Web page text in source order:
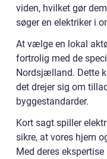
viden, hvilket gør
søger en elektriker i
At vælge en lokal
fortrolig med de
Nordsjælland. Dette
det drejer sig om
byggestandarder.
Kort sagt spiller
sikre, at vores hjem
Med deres